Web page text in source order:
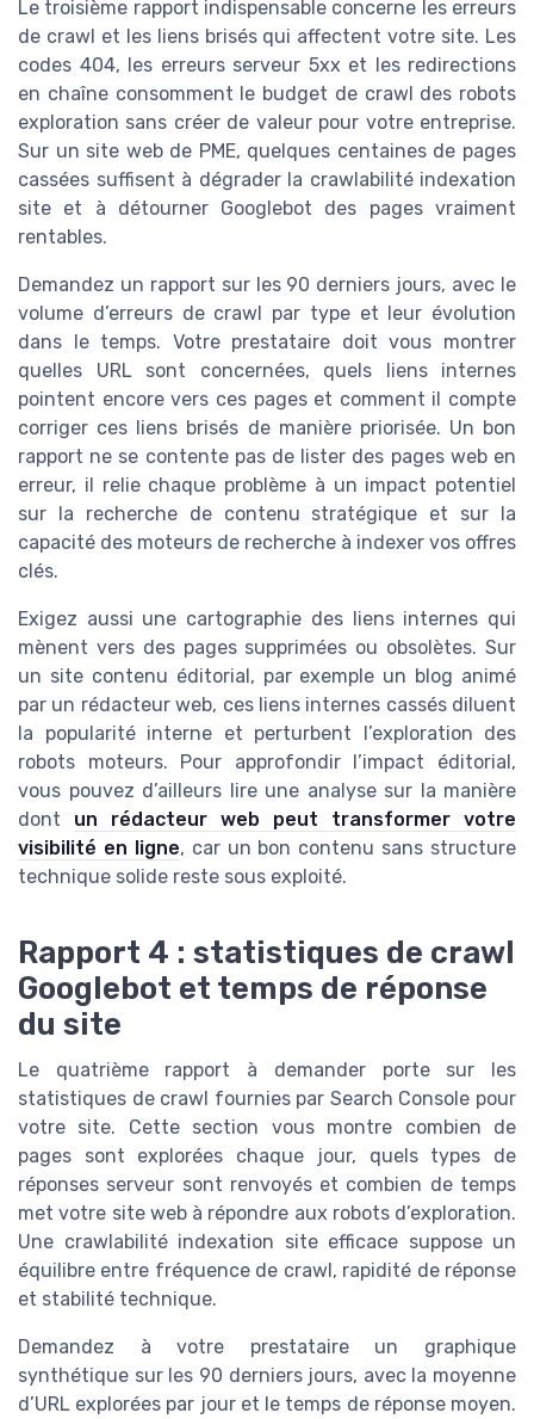
Le troisième rapport indispensable concerne les erreurs
de crawl et les liens brisés qui affectent votre site. Les
codes 404, les erreurs serveur 5xx et les redirections
en chaîne consomment le budget de crawl des robots
exploration sans créer de valeur pour votre entreprise.
Sur un site web de PME, quelques centaines de pages
cassées suffisent à dégrader la crawlabilité indexation
site et à détourner Googlebot des pages vraiment
rentables.
Demandez un rapport sur les 90 derniers jours, avec le
volume d’erreurs de crawl par type et leur évolution
dans le temps. Votre prestataire doit vous montrer
quelles URL sont concernées, quels liens internes
pointent encore vers ces pages et comment il compte
corriger ces liens brisés de manière priorisée. Un bon
rapport ne se contente pas de lister des pages web en
erreur, il relie chaque problème à un impact potentiel
sur la recherche de contenu stratégique et sur la
capacité des moteurs de recherche à indexer vos offres
clés.
Exigez aussi une cartographie des liens internes qui
mènent vers des pages supprimées ou obsolètes. Sur
un site contenu éditorial, par exemple un blog animé
par un rédacteur web, ces liens internes cassés diluent
la popularité interne et perturbent l’exploration des
robots moteurs. Pour approfondir l’impact éditorial,
vous pouvez d’ailleurs lire une analyse sur la manière
dont un rédacteur web peut transformer votre
visibilité en ligne, car un bon contenu sans structure
technique solide reste sous exploité.
Rapport 4 : statistiques de crawl
Googlebot et temps de réponse
du site
Le quatrième rapport à demander porte sur les
statistiques de crawl fournies par Search Console pour
votre site. Cette section vous montre combien de
pages sont explorées chaque jour, quels types de
réponses serveur sont renvoyés et combien de temps
met votre site web à répondre aux robots d’exploration.
Une crawlabilité indexation site efficace suppose un
équilibre entre fréquence de crawl, rapidité de réponse
et stabilité technique.
Demandez à votre prestataire un graphique
synthétique sur les 90 derniers jours, avec la moyenne
d’URL explorées par jour et le temps de réponse moyen.